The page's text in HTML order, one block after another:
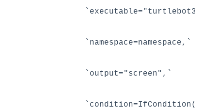
            `namespace=namespace,`
            `output="screen",`